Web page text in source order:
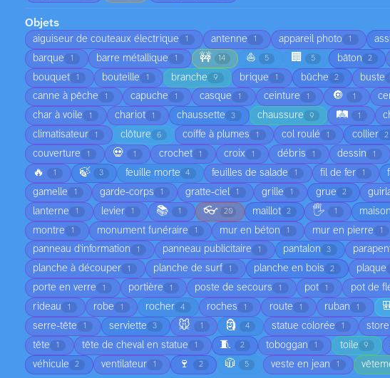
Objets
aiguiseur de couteaux électrique 1 antenne 1 appareil photo 1
barque 1 barre métallique 1 🚧 14 ⛵ 5 🏢 5 bâton 2
bouquet 1 bouteille 1 branche 9 brique 1 bûche 2 buste
canne à pêche 1 capuche 1 casque 1 ceinture 1 🔘 1
char à voile 1 chariot 1 chaussette 3 chaussure 9 🛤️ 1
climatisateur 1 clôture 6 coiffe à plumes 1 col roulé 1 collier 2
couverture 1 💀 1 crochet 1 croix 1 débris 1 dessin 1
🔥 1 🍃 3 feuille morte 4 feuilles de salade 1 fil de fer 1
gamelle 1 garde-corps 1 gratte-ciel 1 grille 1 grue 2
lanterne 1 levier 1 📚 1 👓 20 maillot 2 🖐️ 1
montre 1 monument funéraire 1 mur en béton 1 mur en pierre 1
panneau d'information 1 panneau publicitaire 1 pantalon 3
planche à découper 1 planche de surf 1 planche en bois 2 plaque
porte en verre 1 portière 1 poste de secours 1 pot 1 pot de
rideau 1 robe 1 rocher 4 roches 1 route 1 ruban 1
serre-tête 1 serviette 3 🐭 1 🗿 4 statue colorée 1 store
tête 1 tête de cheval en statue 1 🧵 2 toboggan 1 toile 9
véhicule 2 ventilateur 1 🍷 2 🧥 5 veste en jean 1